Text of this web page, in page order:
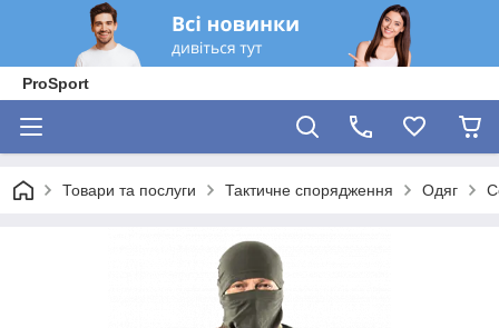
ProSport
Товари та послуги Тактичне спорядження Одяг